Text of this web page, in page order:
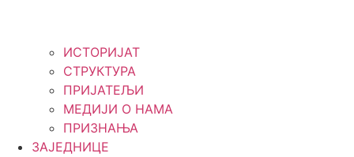
ИСТОРИЈАТ
СТРУКТУРА
ПРИЈАТЕЉИ
МЕДИЈИ О НАМА
ПРИЗНАЊА
ЗАЈЕДНИЦЕ